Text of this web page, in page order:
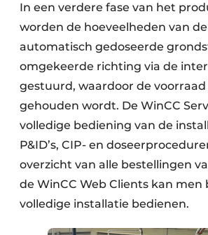
In een verdere fase van het
worden de hoeveelheden van
automatisch gedoseerde
omgekeerde richting via de
gestuurd, waardoor de
gehouden wordt. De WinCC
volledige bediening van de
P&ID’s, CIP- en
overzicht van alle bestellingen
de WinCC Web Clients kan men
volledige installatie bedienen.